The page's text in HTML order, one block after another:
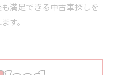
満足できる中古車探しを
す。